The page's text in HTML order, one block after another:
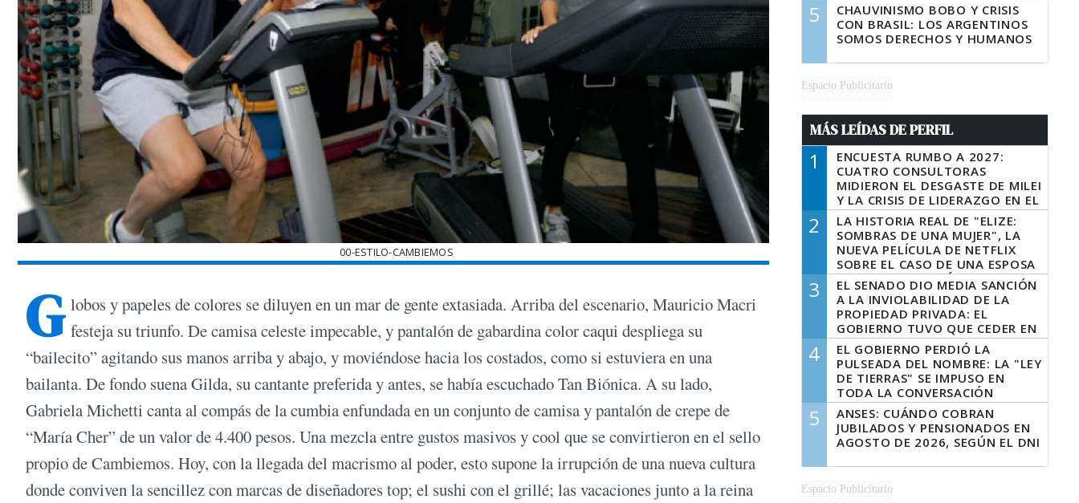
00-ESTILO-CAMBIEMOS
G lobos y papeles de colores se diluyen en un mar de gente extasiada. Arriba del escenario, Mauricio Macri
festeja su triunfo. De camisa celeste impecable, y pantalón de gabardina color caqui despliega su
“bailecito” agitando sus manos arriba y abajo, y moviéndose hacia los costados, como si estuviera en una
bailanta. De fondo suena Gilda, su cantante preferida y antes, se había escuchado Tan Biónica. A su lado,
Gabriela Michetti canta al compás de la cumbia enfundada en un conjunto de camisa y pantalón de crepe de
“María Cher” de un valor de 4.400 pesos. Una mezcla entre gustos masivos y cool que se convirtieron en el sello
propio de Cambiemos. Hoy, con la llegada del macrismo al poder, esto supone la irrupción de una nueva cultura
donde conviven la sencillez con marcas de diseñadores top; el sushi con el grillé; las vacaciones junto a la reina
5
CHAUVINISMO BOBO Y CRISIS
CON BRASIL: LOS ARGENTINOS
SOMOS DERECHOS Y HUMANOS
Espacio Publicitario
MÁS LEÍDAS DE PERFIL
1
ENCUESTA RUMBO A 2027:
CUATRO CONSULTORAS
MIDIERON EL DESGASTE DE MILEI
Y LA CRISIS DE LIDERAZGO EN EL
PERONISMO
2
LA HISTORIA REAL DE "ELIZE:
SOMBRAS DE UNA MUJER", LA
NUEVA PELÍCULA DE NETFLIX
SOBRE EL CASO DE UNA ESPOSA
QUE DESCUARTIZÓ A SU
MARIDO
3
EL SENADO DIO MEDIA SANCIÓN
A LA INVIOLABILIDAD DE LA
PROPIEDAD PRIVADA: EL
GOBIERNO TUVO QUE CEDER EN
LA LEY DEL MANEJO DEL FUEGO
4
EL GOBIERNO PERDIÓ LA
PULSEADA DEL NOMBRE: LA "LEY
DE TIERRAS" SE IMPUSO EN
TODA LA CONVERSACIÓN
DIGITAL
5
ANSES: CUÁNDO COBRAN
JUBILADOS Y PENSIONADOS EN
AGOSTO DE 2026, SEGÚN EL DNI
Espacio Publicitario